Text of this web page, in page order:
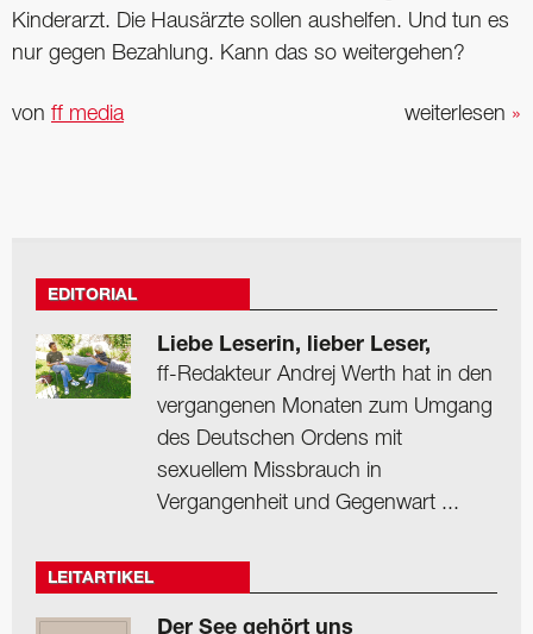
Kinderarzt. Die Hausärzte sollen aushelfen. Und tun es
nur gegen Bezahlung. Kann das so weitergehen?
weiterlesen »
von ff media
EDITORIAL
Liebe Leserin, lieber Leser,
ff-Redakteur Andrej Werth hat in den
vergangenen Monaten zum Umgang
des Deutschen Ordens mit
sexuellem Missbrauch in
Vergangenheit und Gegenwart ...
LEITARTIKEL
Der See gehört uns